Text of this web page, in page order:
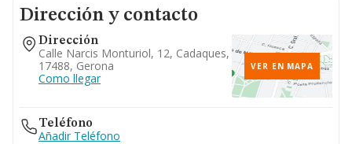
Dirección y contacto
Dirección
Calle Narcis Monturiol, 12, Cadaques,
17488, Gerona
Como llegar
VER EN MAPA
Teléfono
Añadir Teléfono